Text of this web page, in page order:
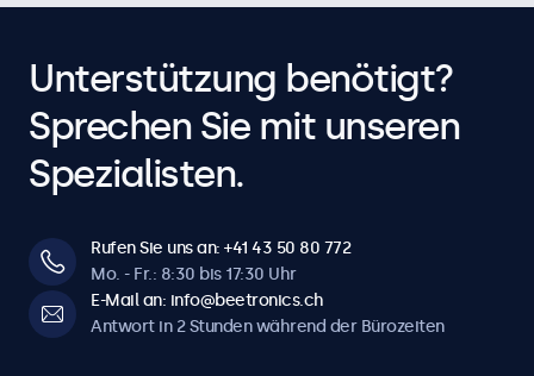
Unterstützung benötigt?
Sprechen Sie mit unseren
Spezialisten.
Rufen Sie uns an: +41 43 50 80 772
Mo. - Fr.: 8:30 bis 17:30 Uhr
E-Mail an: info@beetronics.ch
Antwort in 2 Stunden während der Bürozeiten